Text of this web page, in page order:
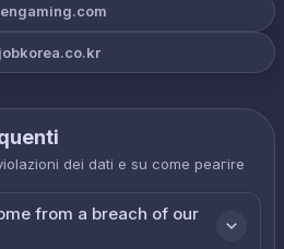
jobkorea.co.kr
dei dati e su come реагire
from a breach of our